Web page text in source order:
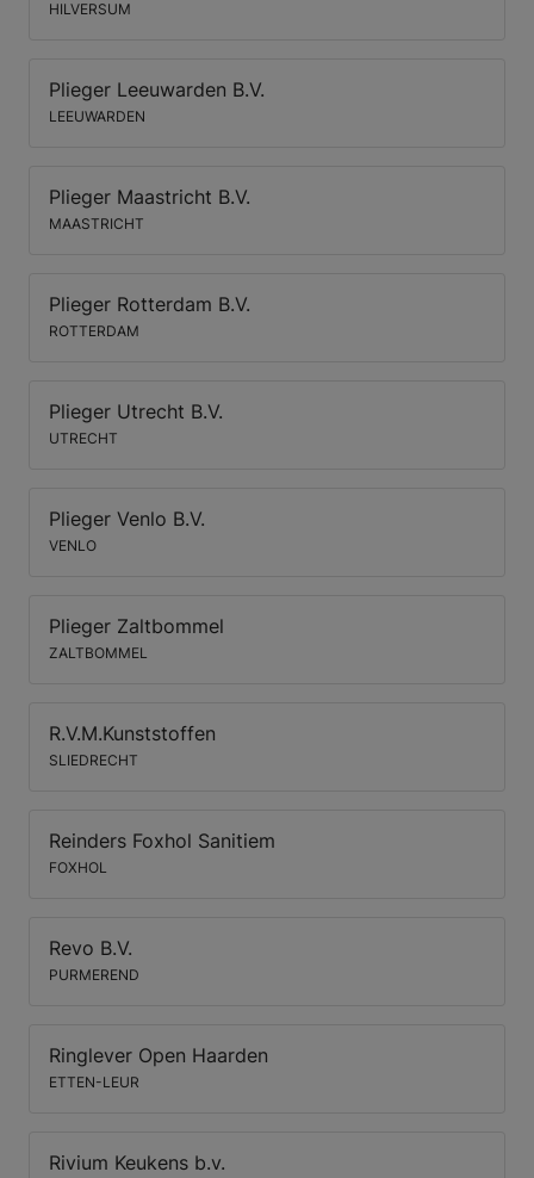
HILVERSUM
Plieger Leeuwarden B.V.
LEEUWARDEN
Plieger Maastricht B.V.
MAASTRICHT
Plieger Rotterdam B.V.
ROTTERDAM
Plieger Utrecht B.V.
UTRECHT
Plieger Venlo B.V.
VENLO
Plieger Zaltbommel
ZALTBOMMEL
R.V.M.Kunststoffen
SLIEDRECHT
Reinders Foxhol Sanitiem
FOXHOL
Revo B.V.
PURMEREND
Ringlever Open Haarden
ETTEN-LEUR
Rivium Keukens b.v.